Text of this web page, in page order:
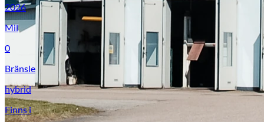
2026
Mil
0
Bränsle
hybrid
Finns i